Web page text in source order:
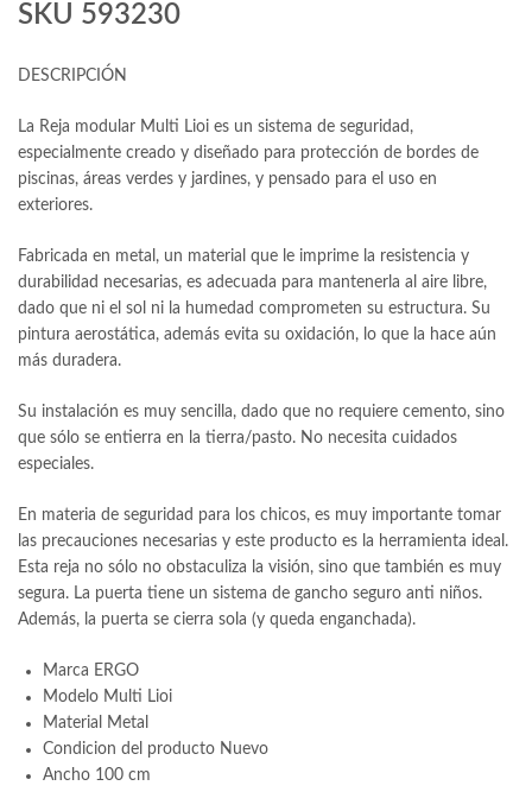
SKU 593230
DESCRIPCIÓN
La Reja modular Multi Lioi es un sistema de seguridad,
especialmente creado y diseñado para protección de bordes de
piscinas, áreas verdes y jardines, y pensado para el uso en
exteriores.
Fabricada en metal, un material que le imprime la resistencia y
durabilidad necesarias, es adecuada para mantenerla al aire libre,
dado que ni el sol ni la humedad comprometen su estructura. Su
pintura aerostática, además evita su oxidación, lo que la hace aún
más duradera.
Su instalación es muy sencilla, dado que no requiere cemento, sino
que sólo se entierra en la tierra/pasto. No necesita cuidados
especiales.
En materia de seguridad para los chicos, es muy importante tomar
las precauciones necesarias y este producto es la herramienta ideal.
Esta reja no sólo no obstaculiza la visión, sino que también es muy
segura. La puerta tiene un sistema de gancho seguro anti niños.
Además, la puerta se cierra sola (y queda enganchada).
Marca ERGO
Modelo Multi Lioi
Material Metal
Condicion del producto Nuevo
Ancho 100 cm